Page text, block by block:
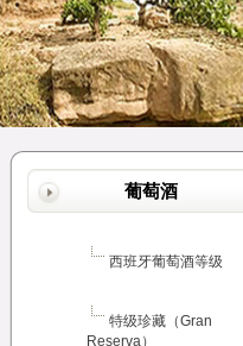
葡萄酒
西班牙葡萄酒等级
特级珍藏（Gran
Reserva）